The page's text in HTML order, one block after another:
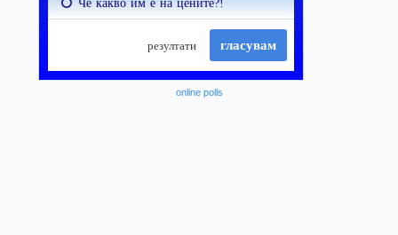
online polls